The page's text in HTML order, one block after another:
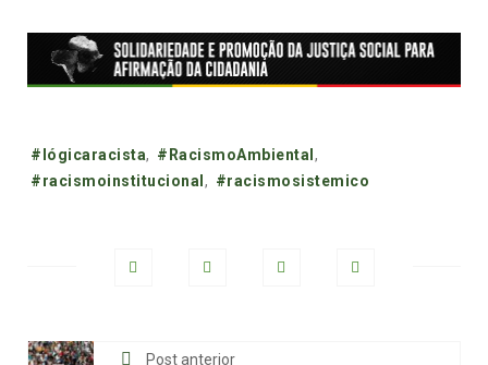
Tags:
#lógicaracista, #RacismoAmbiental ,
#racismoinstitucional , #racismosistemico
Post anterior